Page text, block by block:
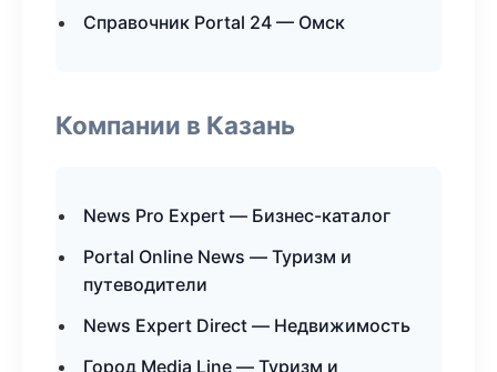
Справочник Portal 24 — Омск
Компании в Казань
News Pro Expert — Бизнес-каталог
Portal Online News — Туризм и
путеводители
News Expert Direct — Недвижимость
Город Media Line — Туризм и